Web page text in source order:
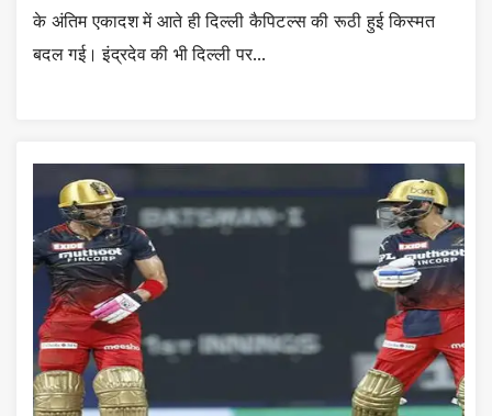
के अंतिम एकादश में आते ही दिल्ली कैपिटल्स की रूठी हुई किस्मत
बदल गई। इंद्रदेव की भी दिल्ली पर…